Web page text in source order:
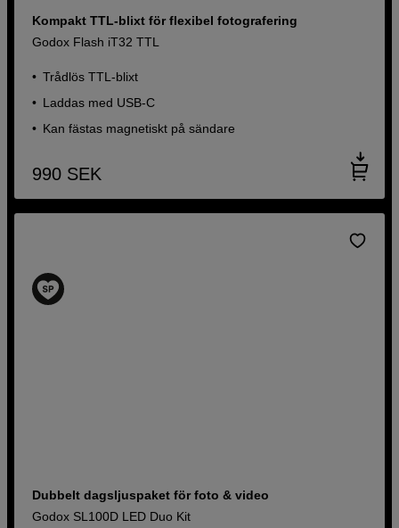
Kompakt TTL-blixt för flexibel fotografering
Godox Flash iT32 TTL
Trådlös TTL-blixt
Laddas med USB-C
Kan fästas magnetiskt på sändare
990 SEK
Dubbelt dagsljuspaket för foto & video
Godox SL100D LED Duo Kit